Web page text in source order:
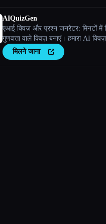
AIQuizGen
एआई क्विज़ और प्रश्न जनरेटर: मिनटों में
गुणवत्ता वाले क्विज़ बनाएं। हमारा AI
परिणामों को बेहतर बनाने के लिए लगातार,
त्रुटि-मुक्त आकलन सुनिश्चित करता है।
मिलने जाना